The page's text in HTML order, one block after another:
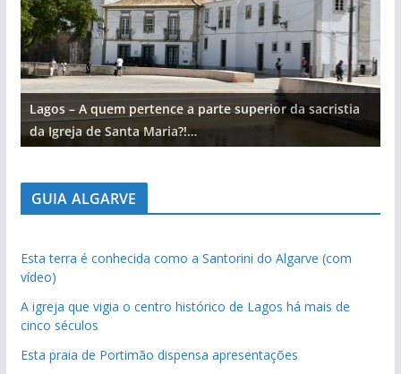
Lagos – A quem pertence a parte superior da sacristia
da Igreja de Santa Maria?!…
GUIA ALGARVE
Esta terra é conhecida como a Santorini do Algarve (com
vídeo)
A igreja que vigia o centro histórico de Lagos há mais de
cinco séculos
Esta praia de Portimão dispensa apresentações